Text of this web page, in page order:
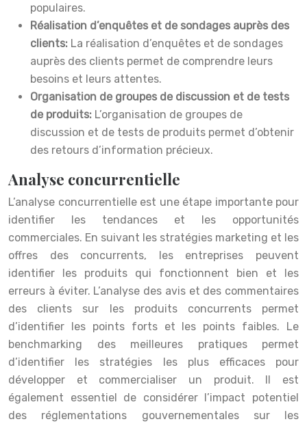
populaires.
Réalisation d’enquêtes et de sondages auprès des
clients: La réalisation d’enquêtes et de sondages
auprès des clients permet de comprendre leurs
besoins et leurs attentes.
Organisation de groupes de discussion et de tests
de produits: L’organisation de groupes de
discussion et de tests de produits permet d’obtenir
des retours d’information précieux.
Analyse concurrentielle
L’analyse concurrentielle est une étape importante pour
identifier les tendances et les opportunités
commerciales. En suivant les stratégies marketing et les
offres des concurrents, les entreprises peuvent
identifier les produits qui fonctionnent bien et les
erreurs à éviter. L’analyse des avis et des commentaires
des clients sur les produits concurrents permet
d’identifier les points forts et les points faibles. Le
benchmarking des meilleures pratiques permet
d’identifier les stratégies les plus efficaces pour
développer et commercialiser un produit. Il est
également essentiel de considérer l’impact potentiel
des réglementations gouvernementales sur les